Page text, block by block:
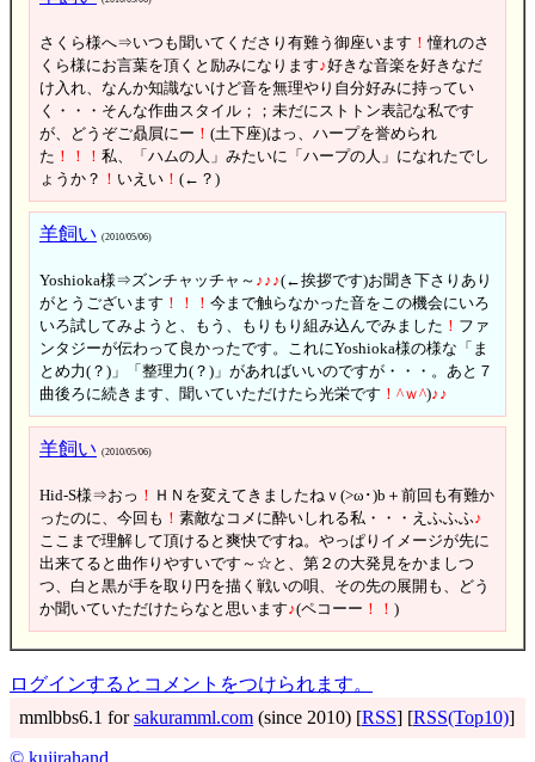
さくら様へ⇒いつも聞いてくださり有難う御座います ！憧れのさ
くら様にお言葉を頂くと励みになります♪好きな音楽を好きなだ
け入れ、なんか知識ないけど音を無理やり自分好みに持ってい
く・・・そんな作曲スタイル；；未だにストトン表記な私です
が、どうぞご贔屓にー ！ (土下座)はっ、ハープを誉められ
た ！ ！ ！ 私、「ハムの人」みたいに「ハープの人」になれたでし
ょうか？ ！ いえい ！ (←？)
羊飼い (2010/05/06)
Yoshioka様⇒ズンチャッチャ～ ♪♪♪(←挨拶です)お聞き下さりあり
がとうございます ！ ！ ！ 今まで触らなかった音をこの機会にいろ
いろ試してみようと、もう、もりもり組み込んでみました ！ ファ
ンタジーが伝わって良かったです。これにYoshioka様の様な「ま
とめ力(？)」「整理力(？)」があればいいのですが・・・。あと７
曲後ろに続きます、聞いていただけたら光栄です ！ ^ｗ^)♪♪
羊飼い (2010/05/06)
Hid-S様⇒おっ ！ ＨＮを変えてきましたねｖ(>ω･)b＋前回も有難か
ったのに、今回も ！ 素敵なコメに酔いしれる私・・・えふふふ♪
ここまで理解して頂けると爽快ですね。やっぱりイメージが先に
出来てると曲作りやすいです～☆と、第２の大発見をかましつ
つ、白と黒が手を取り円を描く戦いの唄、その先の展開も、どう
か聞いていただけたらなと思います♪(ペコーー ！ ！ )
ログインするとコメントをつけられます。
mmlbbs6.1 forsakuramml.com (since 2010) [RSS] [RSS(Top10)]
© kujirahand